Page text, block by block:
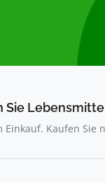
Sie
Einkauf. Kaufen Sie